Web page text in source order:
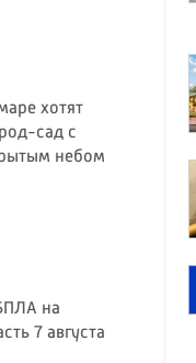
хотят
сад с
небом
на
7 августа